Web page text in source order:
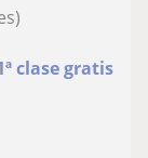
clase gratis